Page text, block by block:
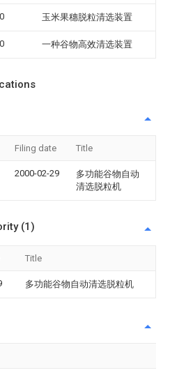
玉米果穗脱粒清选装置
一种谷物高效清选装置
Filing date Title
2000-02-29
多功能谷物自动
清选脱粒机
(1)
Title
多功能谷物自动清选脱粒机